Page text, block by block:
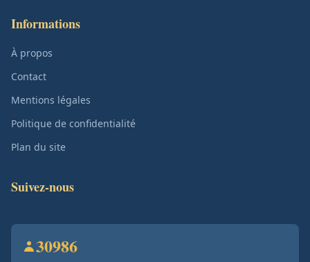
Informations
À propos
Contact
Mentions légales
Politique de confidentialité
Plan du site
Suivez-nous
30986